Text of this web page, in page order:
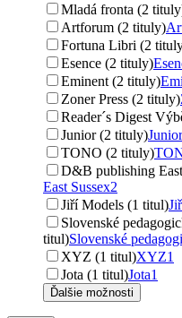
Mladá fronta (2
Artforum (2 tituly)
Fortuna Libri (2
Esence (2 tituly)
Eminent (2 tituly)
Zoner Press (2 tituly)
Reader´s Digest
Junior (2 tituly)Junior
TONO (2 tituly)
D&B publishing
East Sussex2
Jiří Models (1 titul)
Slovenské
titul)Slovenské
XYZ (1 titul)XYZ1
Jota (1 titul)Jota1
Ďalšie možnosti